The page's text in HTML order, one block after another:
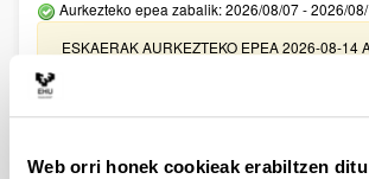
Web orri honek cookieak erabiltzen ditu
Aurkezteko epea zabalik: 2026/08/07 - 2026/
ESKAERAK AURKEZTEKO EPEA 2026-08-14
UPV/EHUn Azpiegitura Zientifikoa eta Funts